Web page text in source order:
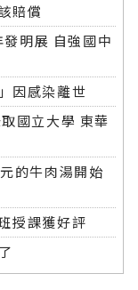
賠償
明展 自強國中
因感染離世
國立大學 東華
的牛肉湯開始
授課獲好評